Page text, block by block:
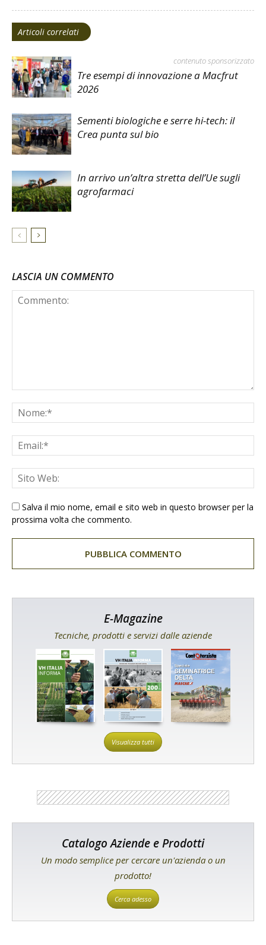
Articoli correlati
contenuto sponsorizzato
Tre esempi di innovazione a Macfrut
2026
Sementi biologiche e serre hi-tech: il
Crea punta sul bio
In arrivo un’altra stretta dell’Ue sugli
agrofarmaci
LASCIA UN COMMENTO
Salva il mio nome, email e sito web in questo browser per la
prossima volta che commento.
E-Magazine
Tecniche, prodotti e servizi dalle aziende
Visualizza tutti
Catalogo Aziende e Prodotti
Un modo semplice per cercare un'azienda o un
prodotto!
Cerca adesso